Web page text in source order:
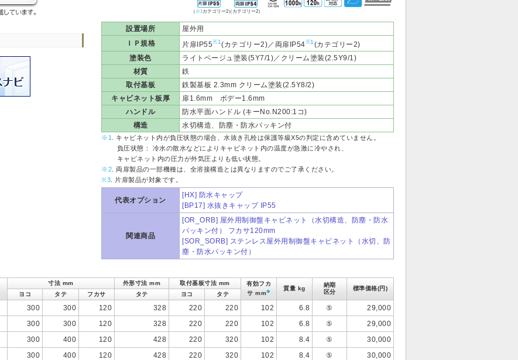
（ ※1カテゴリー2）（カテゴリー2）
設置場所
屋外用
ＩＰ規格
片扉IP55※1(カテゴリー2)／両扉IP54※1 (カテゴリー2)
塗装色
ライトベージュ塗装(5Y7/1)／クリーム塗装(2.5Y9/1)
材質
鉄
取付基板
鉄製基板 2.3mm クリーム塗装(2.5Y8/2)
キャビネット板厚
扉1.6mm ボデー1.6mm
ハンドル
防水平面ハンドル (キーNo.N200:1コ)
構造
水切構造、防塵・防水パッキン付
※1
. キャビネット内が負圧状態の場合、水抜き孔栓は保護等級X5の判定に含めていません。
負圧状態： 冷水の散水などによりキャビネット内の温度が急激に冷やされ、
キャビネット内の圧力が外気圧よりも低い状態。
※2 . 両扉製品の一部機種は、全溶接構造とは異なりますのでご了承ください。
※3 . 片扉製品が対象です。
代表オプション
[HX] 防水キャップ
[BP17] 水抜きキャップ IP55
関連商品
[OR_ORB] 屋外用制御盤キャビネット（水切構造、防塵・防水
パッキン付） フカサ120mm
[SOR_SORB] ステンレス屋外用制御盤キャビネット（水切、防
塵・防水パッキン付）
寸法 mm 外形寸法 mm 取付基板寸法 mm
有効フカ
サ mm◆ 質量 kg
納期
区分
標準価格(円)
ヨコ
タテ フカサ タテ ヨコ タテ
300 300 120 328 220 220 102 6.8 ⑤
29,000
300 300 120 328 220 220 102 6.8 ⑤
29,000
300 400 120 428 220 320 102 8.4 ⑤
30,000
300 400 120 428 220 320 102 8.4 ⑤
30,000